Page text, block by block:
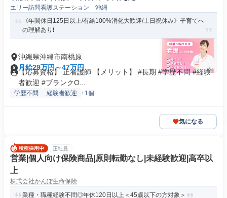
エリー訪問看護ステーション 沖縄
《年間休日125日以上/有給100%消化大歓迎/土日祝休み》子育てへ
の理解あり❗️
沖縄県沖縄市南桃原
月給29万円～47万円
【応募資格】 正看護師 【メリット】 #長期 #学歴不問 #経験
者歓迎 #ブランクO...
学歴不問 経験者歓迎 +1個
気になる
正社員
営業|個人向け保険商品|原則転勤なし|未経験歓迎|高卒以
上
株式会社かんぽ生命保険
業種・職種経験不問◎年休120日以上＜45歳以下の方対象＞